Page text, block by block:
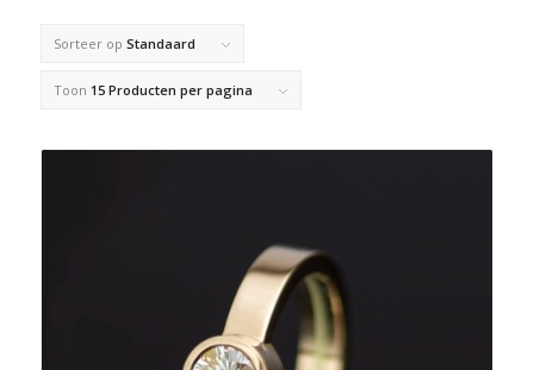
Sorteer op Standaard
Toon 15 Producten per pagina